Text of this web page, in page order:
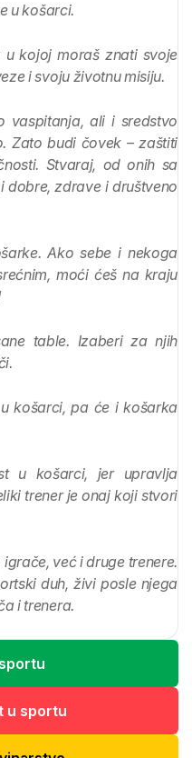
u košarci.
kojoj moraš znati svoje
i svoju životnu misiju.
vaspitanja, ali i sredstvo
Zato budi čovek – zaštiti
Stvaraj, od onih sa
dobre, zdrave i društveno
Ako sebe i nekoga
moći ćeš na kraju
table. Izaberi za njih
košarci, pa će i košarka
u košarci, jer upravlja
trener je onaj koji stvori
već i druge trenere.
duh, živi posle njega
i trenera.
u sportu